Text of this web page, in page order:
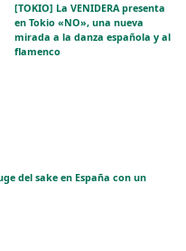
[TOKIO] La VENIDERA presenta
en Tokio «NO», una nueva
mirada a la danza española y al
flamenco
del sake en España con un